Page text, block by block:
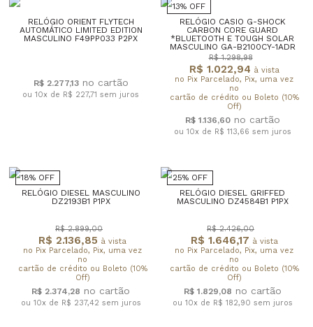
RELÓGIO ORIENT FLYTECH
AUTOMÁTICO LIMITED EDITION
MASCULINO F49PP033 P2PX
R$ 2.277,13
ou 10x de R$ 227,71 sem juros
13% OFF
RELÓGIO CASIO G-SHOCK
CARBON CORE GUARD
*BLUETOOTH E TOUGH SOLAR
MASCULINO GA-B2100CY-1ADR
R$ 1.022,94 à vista
no Pix Parcelado, Pix, uma vez
no
cartão de crédito ou Boleto (10%
Off)
R$ 1.298,98
R$ 1.136,60
ou 10x de R$ 113,66 sem juros
18% OFF
RELÓGIO DIESEL MASCULINO
DZ2193B1 P1PX
R$ 2.136,85 à vista
no Pix Parcelado, Pix, uma vez
no
cartão de crédito ou Boleto (10%
Off)
R$ 2.899,00
R$ 2.374,28
ou 10x de R$ 237,42 sem juros
25% OFF
RELÓGIO DIESEL GRIFFED
MASCULINO DZ4584B1 P1PX
R$ 1.646,17 à vista
no Pix Parcelado, Pix, uma vez
no
cartão de crédito ou Boleto (10%
Off)
R$ 2.426,00
R$ 1.829,08
ou 10x de R$ 182,90 sem juros